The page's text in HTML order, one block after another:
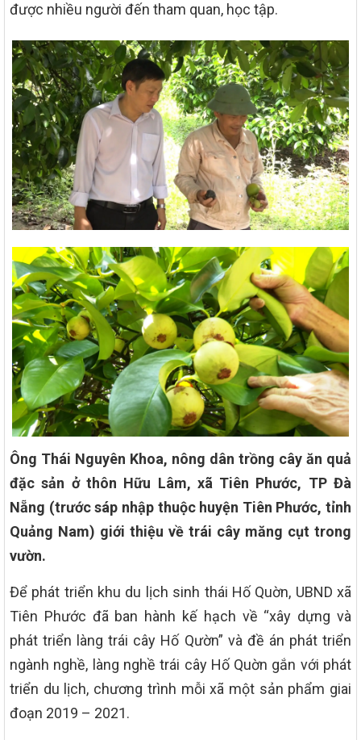
được nhiều người đến tham quan, học tập.
Ông Thái Nguyên Khoa, nông dân trồng cây ăn quả
đặc sản ở thôn Hữu Lâm, xã Tiên Phước, TP Đà
Nẵng (trước sáp nhập thuộc huyện Tiên Phước, tỉnh
Quảng Nam) giới thiệu về trái cây măng cụt trong
vườn.
Để phát triển khu du lịch sinh thái Hố Quờn, UBND xã
Tiên Phước đã ban hành kế hạch về “xây dựng và
phát triển làng trái cây Hố Qườn” và đề án phát triển
ngành nghề, làng nghề trái cây Hố Quờn gắn với phát
triển du lịch, chương trình mỗi xã một sản phẩm giai
đoạn 2019 – 2021.